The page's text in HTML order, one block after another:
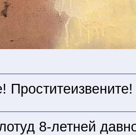
Проститеизвените!
8-летней